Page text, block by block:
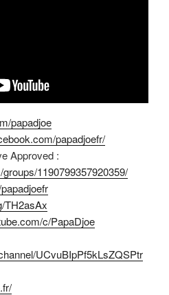
papadjoe
papadjoefr/
Approved :
1190799357920359/
TH2asAx
c/PapaDjoe
UCvuBIpPf5kLsZQSPtr